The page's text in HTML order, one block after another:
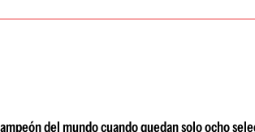
del mundo cuando quedan solo ocho